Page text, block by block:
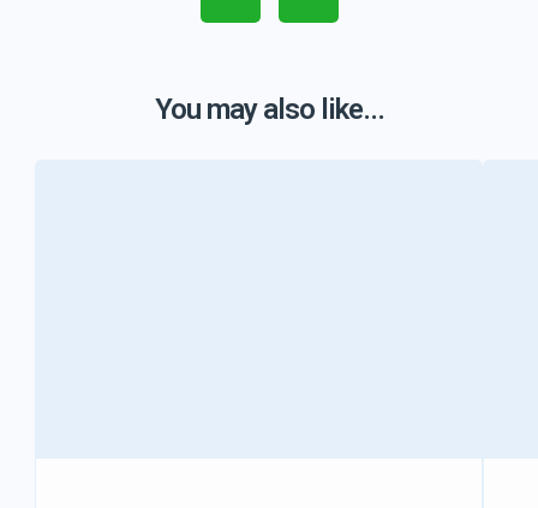
You may also like...